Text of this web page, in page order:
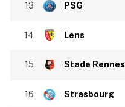
13 PSG
14 Lens
15 Stade Rennes
16 Strasbourg